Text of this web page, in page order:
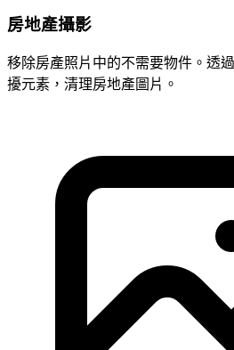
房地產攝影
移除房產照片中的不需要物件。透
擾元素，清理房地產圖片。